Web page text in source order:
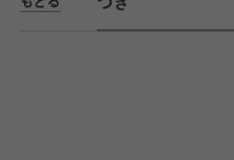
もどる つぎ